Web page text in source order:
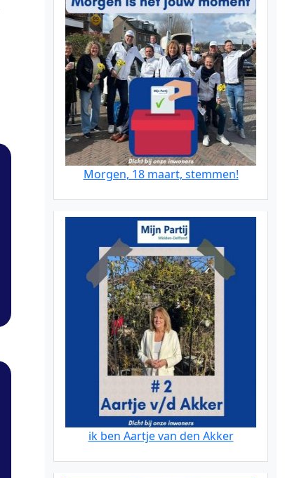
Morgen, 18 maart, stemmen!
ik ben Aartje van den Akker